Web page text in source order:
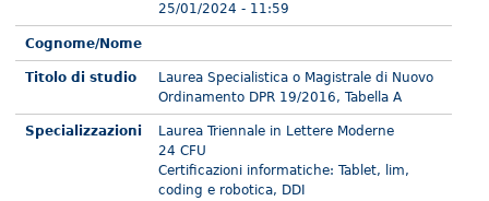
25/01/2024 - 11:59
Cognome/Nome
Titolo di studio
Laurea Specialistica o Magistrale di Nuovo
Ordinamento DPR 19/2016, Tabella A
Specializzazioni
Laurea Triennale in Lettere Moderne
24 CFU
Certificazioni informatiche: Tablet, lim,
coding e robotica, DDI